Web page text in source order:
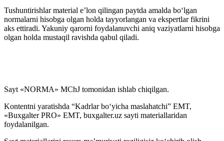
Tushuntirishlar material e’lon qilingan paytda amalda boʻlgan
normalarni hisobga olgan holda tayyorlangan va ekspertlar fikrini
aks ettiradi. Yakuniy qarorni foydalanuvchi aniq vaziyatlarni hisobga
olgan holda mustaqil ravishda qabul qiladi.
Sayt «NORMA» MChJ tomonidan ishlab chiqilgan.
Kontentni yaratishda “Kadrlar boʻyicha maslahatchi” EMT,
«Buxgalter PRO» EMT, buxgalter.uz sayti materiallaridan
foydalanilgan.